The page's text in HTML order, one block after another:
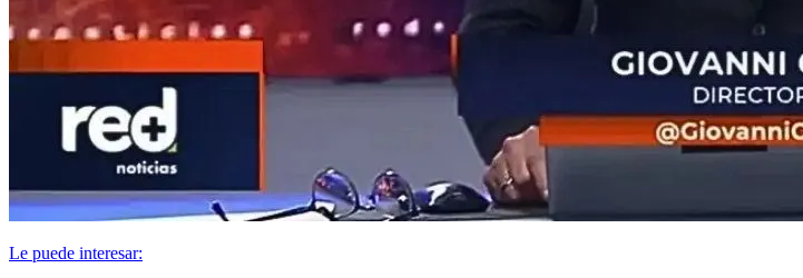
Le puede interesar: